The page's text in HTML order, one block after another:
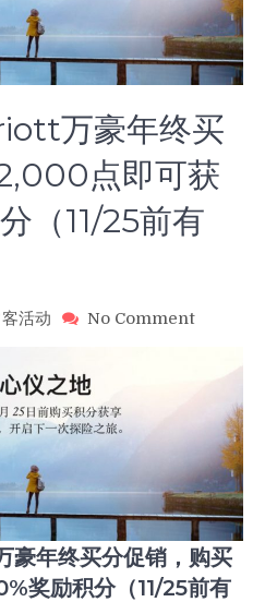
万豪年终买
点即可获
（11/25前有
活动 No Commenton
年
终
买
分
促
销，
购
豪年终买分促销，购买
奖励积分（11/25前有